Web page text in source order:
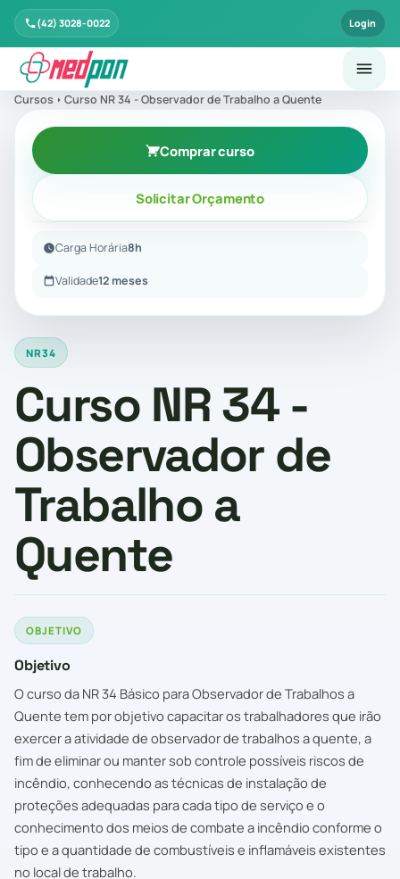
(42) 3028-0022 Login
Cursos Curso NR 34 - Observador de Trabalho a Quente
NR34
Curso NR 34 -
Observador de
Trabalho a
Quente
OBJETIVO
Objetivo
O curso da NR 34 Básico para Observador de Trabalhos a
Quente tem por objetivo capacitar os trabalhadores que irão
exercer a atividade de observador de trabalhos a quente, a
fim de eliminar ou manter sob controle possíveis riscos de
incêndio, conhecendo as técnicas de instalação de
proteções adequadas para cada tipo de serviço e o
conhecimento dos meios de combate a incêndio conforme o
tipo e a quantidade de combustíveis e inflamáveis existentes
no local de trabalho.
Comprar curso
Solicitar Orçamento
Carga Horária8h
Validade12 meses